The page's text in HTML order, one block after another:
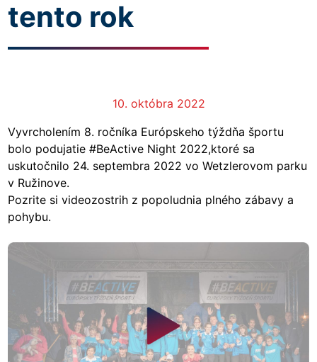
tento rok
10. októbra 2022
Vyvrcholením 8. ročníka Európskeho týždňa športu
bolo podujatie #BeActive Night 2022,ktoré sa
uskutočnilo 24. septembra 2022 vo Wetzlerovom parku
v Ružinove.
Pozrite si videozostrih z popoludnia plného zábavy a
pohybu.